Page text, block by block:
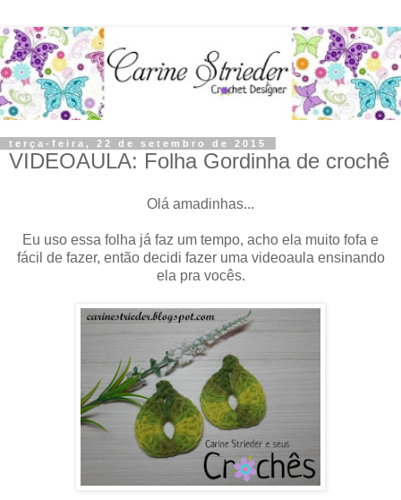
terça-feira, 22 de setembro de 2015
VIDEOAULA: Folha Gordinha de crochê
Olá amadinhas...
Eu uso essa folha já faz um tempo, acho ela muito fofa e
fácil de fazer, então decidi fazer uma videoaula ensinando
ela pra vocês.